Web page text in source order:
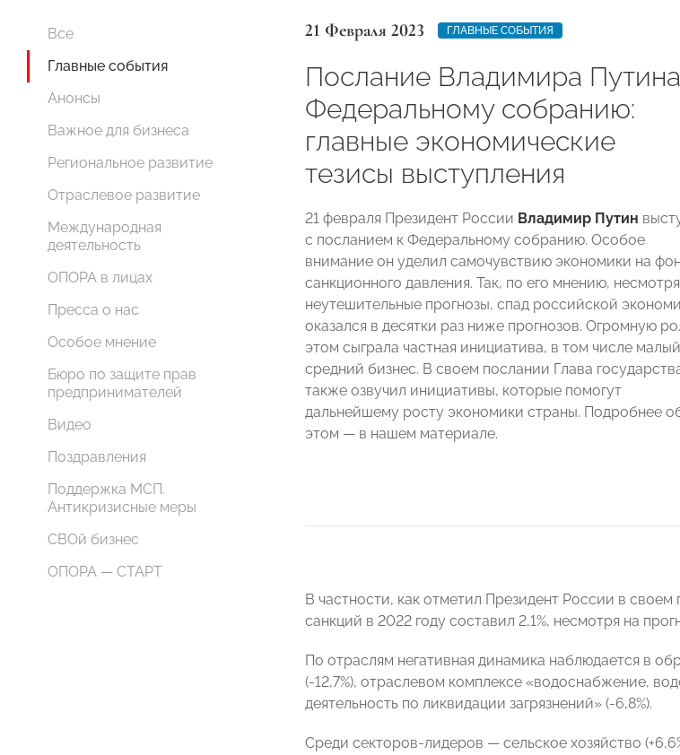
Все
Главные события
Анонсы
Важное для бизнеса
Региональное развитие
Отраслевое развитие
Международная
деятельность
ОПОРА в лицах
Пресса о нас
Особое мнение
Бюро по защите прав
предпринимателей
Видео
Поздравления
Поддержка МСП.
Антикризисные меры
СВОй бизнес
ОПОРА — СТАРТ
21 Февраля 2023 ГЛАВНЫЕ СОБЫТИЯ
Послание Владимира Путина
Федеральному собранию:
главные экономические
тезисы выступления
21 февраля Президент России Владимир Путин
с посланием к Федеральному собранию. Особое
внимание он уделил самочувствию экономики на
санкционного давления. Так, по его мнению,
неутешительные прогнозы, спад российской
оказался в десятки раз ниже прогнозов. Огромную
этом сыграла частная инициатива, в том числе
средний бизнес. В своем послании Глава
также озвучил инициативы, которые помогут
дальнейшему росту экономики страны. Подробнее
этом — в нашем материале.
В частности, как отметил Президент России в
санкций в 2022 году составил 2,1%, несмотря на
По отраслям негативная динамика наблюдается в
(-12,7%), отраслевом комплексе «водоснабжение,
деятельность по ликвидации загрязнений» (-6,8%).
Среди секторов-лидеров — сельское хозяйство